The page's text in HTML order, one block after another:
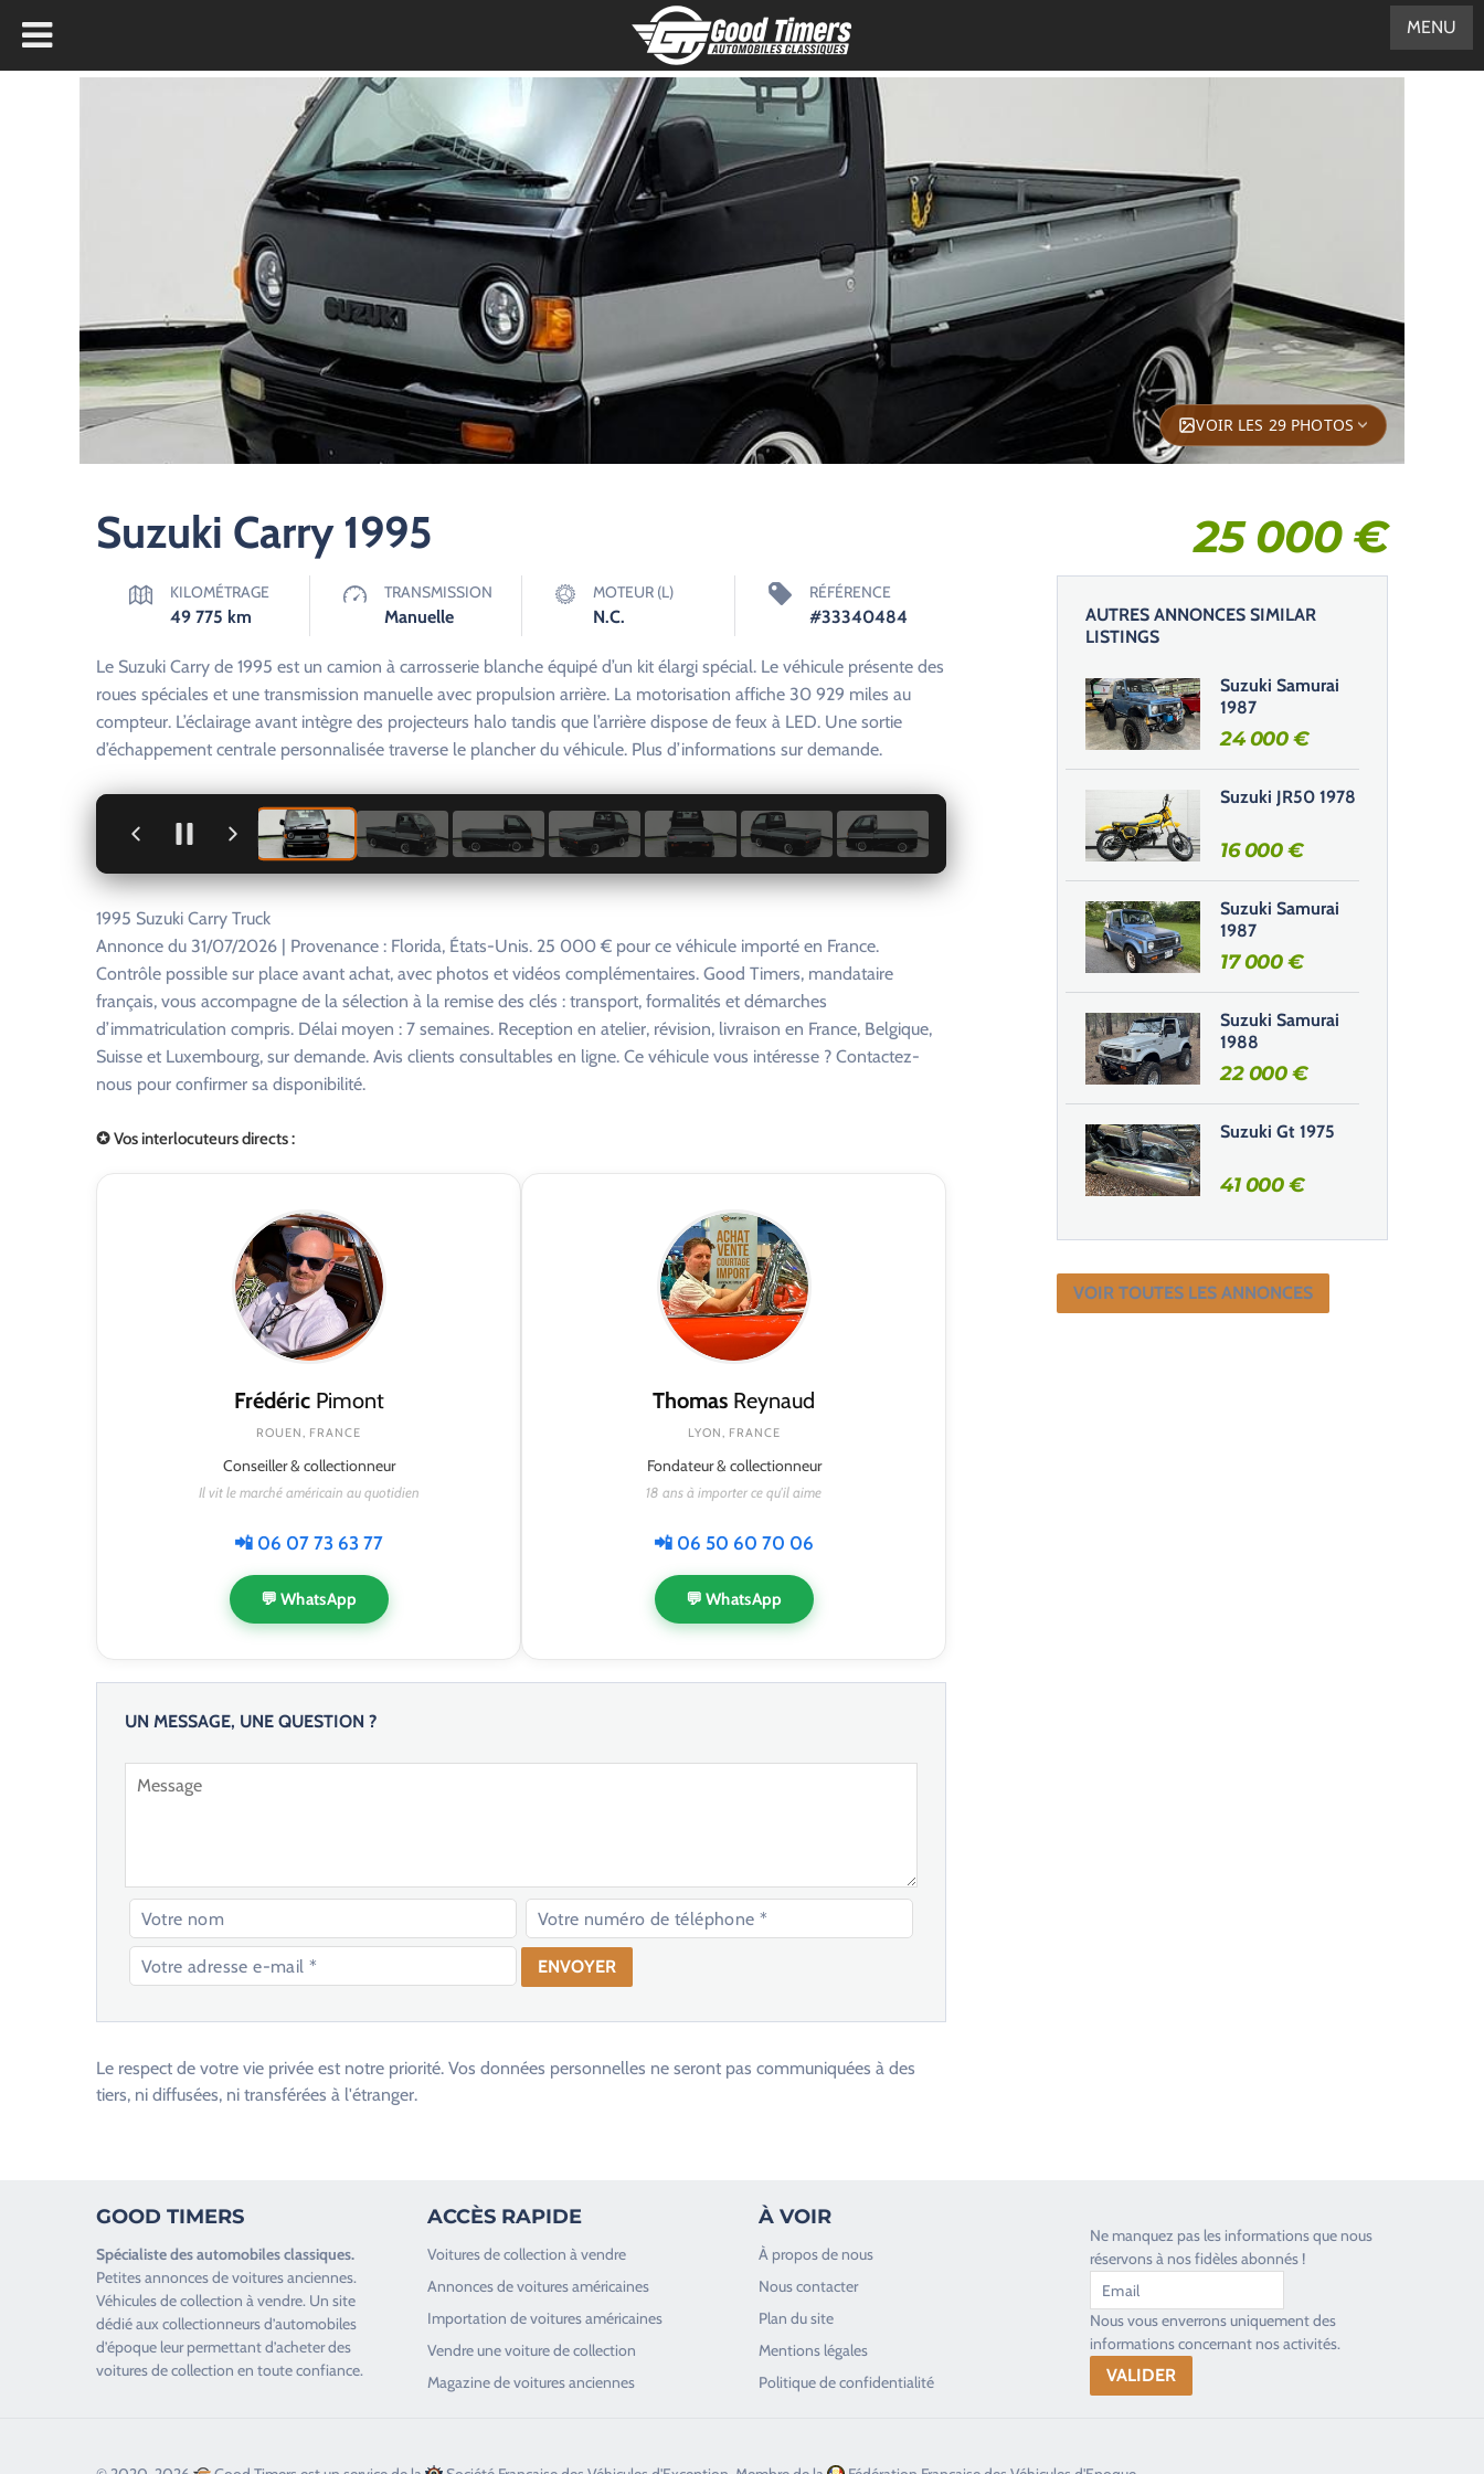
VOIR LES 29 PHOTOS
Suzuki Carry 1995 25 000€
KILOMÉTRAGE
49 775 km
TRANSMISSION
Manuelle
MOTEUR (L)
N.C.
RÉFÉRENCE
#33340484
Le Suzuki Carry de 1995 est un camion à carrosserie blanche équipé d’un kit élargi spécial. Le véhicule présente des
roues spéciales et une transmission manuelle avec propulsion arrière. La motorisation affiche 30 929 miles au
compteur. L’éclairage avant intègre des projecteurs halo tandis que l’arrière dispose de feux à LED. Une sortie
d’échappement centrale personnalisée traverse le plancher du véhicule. Plus d’informations sur demande.
1995 Suzuki Carry Truck
Annonce du 31/07/2026 | Provenance : Florida, États-Unis. 25 000 € pour ce véhicule importé en France.
Contrôle possible sur place avant achat, avec photos et vidéos complémentaires. Good Timers, mandataire
français, vous accompagne de la sélection à la remise des clés : transport, formalités et démarches
d’immatriculation compris. Délai moyen : 7 semaines. Reception en atelier, révision, livraison en France, Belgique,
Suisse et Luxembourg, sur demande. Avis clients consultables en ligne. Ce véhicule vous intéresse ? Contactez-
nous pour confirmer sa disponibilité.
✪ Vos interlocuteurs directs :
FrédéricPimont
ROUEN, FRANCE
Conseiller & collectionneur
Il vit le marché américain au quotidien
📲 06 07 73 63 77
💬 WhatsApp
Thomas Reynaud
LYON, FRANCE
Fondateur & collectionneur
18 ans à importer ce qu'il aime
📲 06 50 60 70 06
💬 WhatsApp
UN MESSAGE, UNE QUESTION ?
l
l
s
s
e
r
Le respect de votre vie privée est notre priorité. Vos données personnelles ne seront pas communiquées à des
tiers, ni diffusées, ni transférées à l'étranger.
AUTRES ANNONCES SIMILAR
LISTINGS
Suzuki Samurai
1987
24 000€
Suzuki JR50 1978
16 000€
Suzuki Samurai
1987
17 000€
Suzuki Samurai
1988
22 000€
Suzuki Gt 1975
41 000€
VOIR TOUTES LES ANNONCES
GOOD TIMERS
Spécialiste desautomobiles classiques.
Petites annonces devoitures anciennes.
Véhicules de collection à vendre. Un site
dédié aux collectionneurs d’automobiles
d’époque leur permettant d’acheter des
voitures de collection en toute confiance.
ACCÈS RAPIDE
Voitures de collection à vendre
Annonces de voitures américaines
Importation de voitures américaines
Vendre une voiture de collection
Magazine de voitures anciennes
À VOIR
À propos de nous
Nous contacter
Plan du site
Mentions légales
Politique de confidentialité
Ne manquez pas les informations que nous
réservons à nos fidèles abonnés !
Nous vous enverrons uniquement des
informations concernant nos activités.
MENU